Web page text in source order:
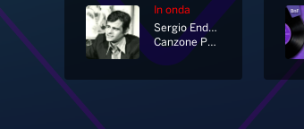
In onda
Sergio Endrigo
Canzone Per Te